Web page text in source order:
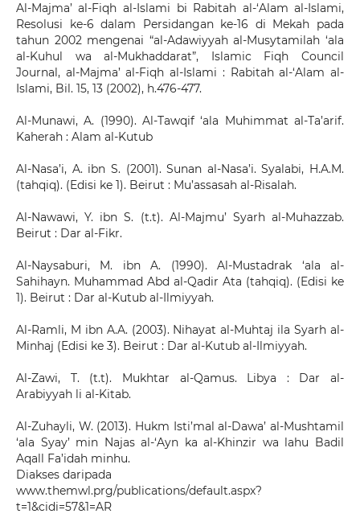
Al-Majma’ al-Fiqh al-Islami bi Rabitah al-‘Alam al-Islami,
Resolusi ke-6 dalam Persidangan ke-16 di Mekah pada
tahun 2002 mengenai “al-Adawiyyah al-Musytamilah ‘ala
al-Kuhul wa al-Mukhaddarat”, Islamic Fiqh Council
Journal, al-Majma’ al-Fiqh al-Islami : Rabitah al-‘Alam al-
Islami, Bil. 15, 13 (2002), h.476-477.
Al-Munawi, A. (1990). Al-Tawqif ‘ala Muhimmat al-Ta’arif.
Kaherah : Alam al-Kutub
Al-Nasa’i, A. ibn S. (2001). Sunan al-Nasa’i. Syalabi, H.A.M.
(tahqiq). (Edisi ke 1). Beirut : Mu’assasah al-Risalah.
Al-Nawawi, Y. ibn S. (t.t). Al-Majmu’ Syarh al-Muhazzab.
Beirut : Dar al-Fikr.
Al-Naysaburi, M. ibn A. (1990). Al-Mustadrak ‘ala al-
Sahihayn. Muhammad Abd al-Qadir Ata (tahqiq). (Edisi ke
1). Beirut : Dar al-Kutub al-Ilmiyyah.
Al-Ramli, M ibn A.A. (2003). Nihayat al-Muhtaj ila Syarh al-
Minhaj (Edisi ke 3). Beirut : Dar al-Kutub al-Ilmiyyah.
Al-Zawi, T. (t.t). Mukhtar al-Qamus. Libya : Dar al-
Arabiyyah li al-Kitab.
Al-Zuhayli, W. (2013). Hukm Isti’mal al-Dawa’ al-Mushtamil
‘ala Syay’ min Najas al-‘Ayn ka al-Khinzir wa lahu Badil
Aqall Fa’idah minhu.
Diakses daripada
www.themwl.prg/publications/default.aspx?
t=1&cidi=57&1=AR